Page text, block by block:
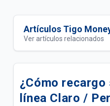
Artículos Tigo
Ver artículos relacionados
Descuento del 20%
Terminos y Condiciones
¿Cómo recargo
línea Claro /